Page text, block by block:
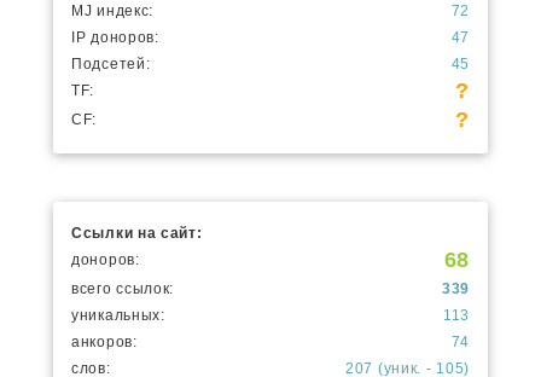
MJ индекс:
72
IP доноров:
47
Подсетей:
45
TF:
?
CF: ?
Ссылки на сайт:
доноров:
68
всего ссылок:
339
уникальных:
113
анкоров:
74
слов:
207 (уник. - 105)